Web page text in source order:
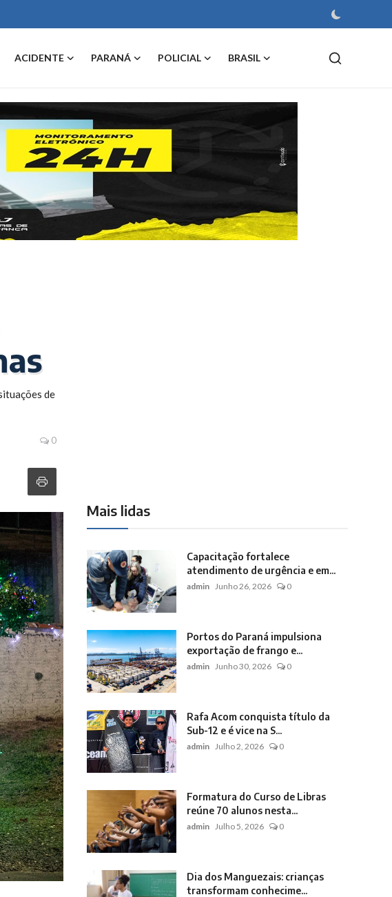
ACIDENTE PARANÁ POLICIAL BRASIL
de
0
Mais lidas
Capacitação fortalece
atendimento de urgência e em...
admin Junho 26, 2026 0
Portos do Paraná impulsiona
exportação de frango e...
admin Junho 30, 2026 0
Rafa Acom conquista título da
Sub-12 e é vice na S...
admin Julho 2, 2026 0
Formatura do Curso de Libras
reúne 70 alunos nesta...
admin Julho 5, 2026 0
Dia dos Manguezais: crianças
transformam conhecime...